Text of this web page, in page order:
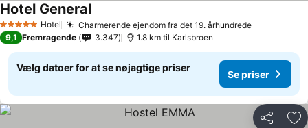
5 Stjerner Hotel Charmerende ejendom fra det 19. århundredeSe priser
Hotel GeneralSe priser
9,1 Fremragende 3.347 1.8 km til Karlsbroen
Vælg datoer for at se nøjagtige priser
Se priser
Del